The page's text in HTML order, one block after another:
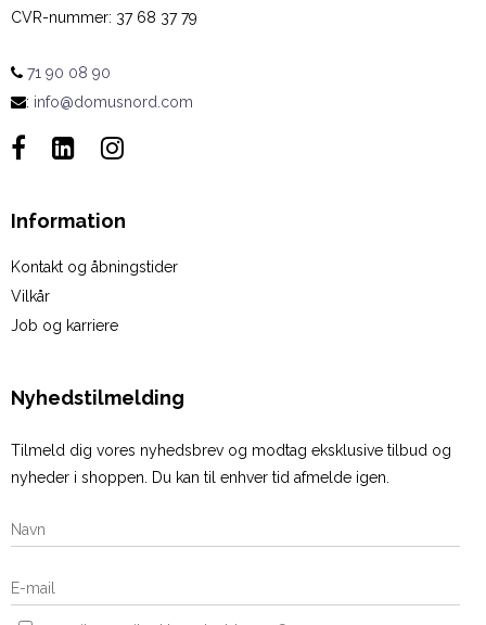
CVR-nummer: 37 68 37 79
71 90 08 90
: info@domusnord.com
Information
Kontakt og åbningstider
Vilkår
Job og karriere
Nyhedstilmelding
Tilmeld dig vores nyhedsbrev og modtag eksklusive tilbud og
nyheder i shoppen. Du kan til enhver tid afmelde igen.